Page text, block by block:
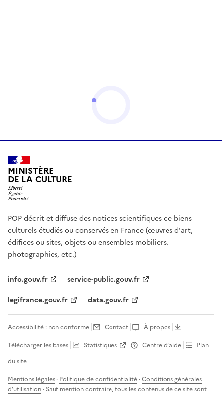
MINISTÈRE
DE LA CULTURE
POP décrit et diffuse des notices scientifiques de biens
culturels étudiés ou conservés en France (œuvres d'art,
édifices ou sites, objets ou ensembles mobiliers,
photographies, etc.)
info.gouv.fr
service-public.gouv.fr
legifrance.gouv.fr
data.gouv.fr
Accessibilité : non conforme Contact
À propos
Télécharger les bases
Statistiques Centre d’aide
Plan
du site
Mentions légales · Politique de confidentialité ·Conditions générales
d'utilisation · Sauf mention contraire, tous les contenus de ce site sont